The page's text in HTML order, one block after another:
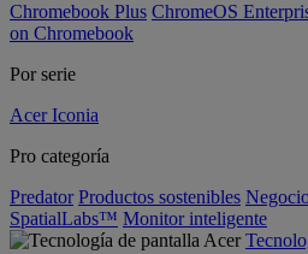
Chromebook Plus ChromeOS
on Chromebook
Por serie
Acer Iconia
Pro categoría
Predator Productos sostenibles
SpatialLabs™ Monitor inteligente